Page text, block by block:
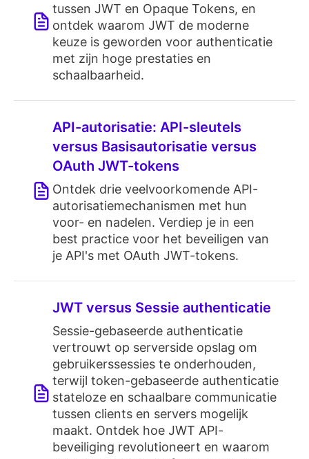
tussen JWT en Opaque Tokens, en
ontdek waarom JWT de moderne
keuze is geworden voor authenticatie
met zijn hoge prestaties en
schaalbaarheid.
API-autorisatie: API-sleutels
versus Basisautorisatie versus
OAuth JWT-tokens
Ontdek drie veelvoorkomende API-
autorisatiemechanismen met hun
voor- en nadelen. Verdiep je in een
best practice voor het beveiligen van
je API's met OAuth JWT-tokens.
JWT versus Sessie authenticatie
Sessie-gebaseerde authenticatie
vertrouwt op serverside opslag om
gebruikerssessies te onderhouden,
terwijl token-gebaseerde authenticatie
stateloze en schaalbare communicatie
tussen clients en servers mogelijk
maakt. Ontdek hoe JWT API-
beveiliging revolutioneert en waarom